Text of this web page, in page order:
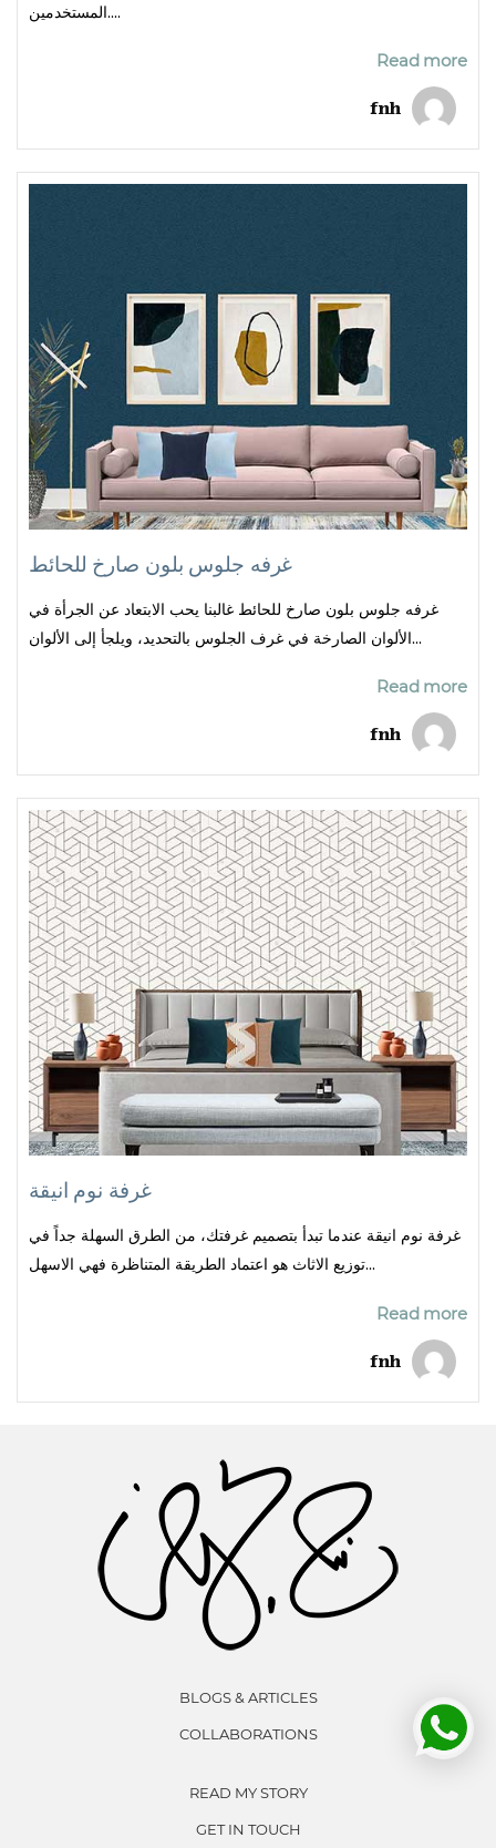
المستخدمين....
Read more
fnh
غرفه جلوس بلون صارخ للحائط
غرفه جلوس بلون صارخ للحائط غالبنا يحب الابتعاد عن الجرأة في
الألوان الصارخة في غرف الجلوس بالتحديد، ويلجأ إلى الألوان...
Read more
fnh
غرفة نوم انيقة
غرفة نوم انيقة عندما تبدأ بتصميم غرفتك، من الطرق السهلة جداً في
توزيع الاثاث هو اعتماد الطريقة المتناظرة فهي الاسهل...
Read more
fnh
BLOGS & ARTICLES
COLLABORATIONS
READ MY STORY
GET IN TOUCH